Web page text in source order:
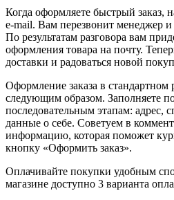
Когда оформляете быстрый
e-mail. Вам перезвонит менеджер и
По результатам разговора вам
оформления товара на почту.
доставки и радоваться новой
Оформление заказа в
следующим образом. Заполняете
последовательным этапам: адрес,
данные о себе. Советуем в
информацию, которая поможет
кнопку «Оформить заказ».
Оплачивайте покупки удобным
магазине доступно 3 варианта